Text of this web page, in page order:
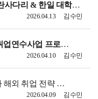
[글로벌인재육성처] 2026년 파란사다리 & 한일 대학생 연수 모집
김수민
2026.04.13
[글로벌인재육성처] 2026년 해외취업연수사업 프로그램 연수생 모집
김수민
2026.04.10
치위생과와 함께한 '2026년 캐나다 해외 취업 전략 전문가 특강'
김수민
2026.04.09